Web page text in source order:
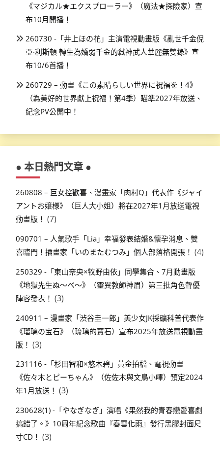
《マジカル★エクスプローラー》（魔法★探險家）宣
布10月開播！
260730 -「井上ほの花」主演電視動畫版《亂世千金倪
亞·利斯頓 轉生為嬌弱千金的弒神武人華麗無雙錄》宣
布10/6首播！
260729 – 動畫《この素晴らしい世界に祝福を！4》
（為美好的世界獻上祝福！第4季）瞄準2027年放送、
紀念PV公開中！
● 本日熱門文章 ●
260808 – 巨女控歡喜、漫畫家「肉村Q」代表作《ジャイ
アントお嬢様》（巨人大小姐）將在2027年1月放送電視
動畫版！ (7)
090701 – 人氣歌手「Lia」幸福發表結婚&懷孕消息、雙
喜臨門！插畫家「いのまたむつみ」個人部落格開張！ (4)
250329 -「東山奈央×牧野由依」同學集合、7月動畫版
《地獄先生ぬ～べ～》（靈異教師神眉）第三批角色聲優
陣容發表！ (3)
240911 – 漫畫家「渋谷圭一郎」美少女JK採礦科普代表作
《瑠璃の宝石》（琉璃的寶石）宣布2025年放送電視動畫
版！ (3)
231116 -「杉田智和×悠木碧」黃金拍檔、電視動畫
《佐々木とピーちゃん》（佐佐木與文鳥小嗶）預定2024
年1月放送！ (3)
230628(1) -「やなぎなぎ」演唱《果然我的青春戀愛喜劇
搞錯了。》10周年紀念歌曲『春雪化雨』發行黑膠封面尺
寸CD！ (3)